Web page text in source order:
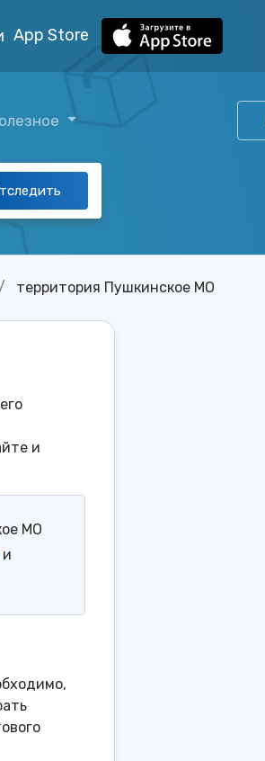
App Store
территория Пушкинское МО
и
МО
и